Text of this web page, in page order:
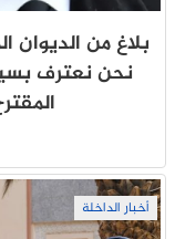
بلاغ من
نحن نعترف
أخبار الداخلة